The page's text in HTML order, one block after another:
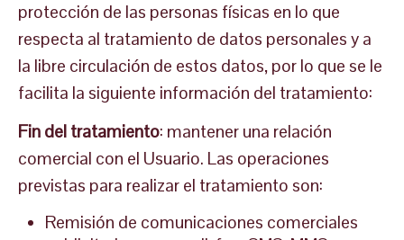
protección de las personas físicas en lo que
respecta al tratamiento de datos personales y a
la libre circulación de estos datos, por lo que se le
facilita la siguiente información del tratamiento:
Fin del tratamiento: mantener una relación
comercial con el Usuario. Las operaciones
previstas para realizar el tratamiento son:
Remisión de comunicaciones comerciales